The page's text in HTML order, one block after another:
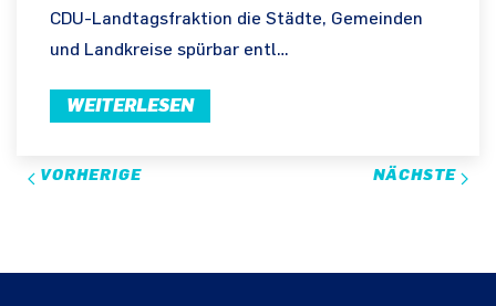
CDU-Landtagsfraktion die Städte, Gemeinden
und Landkreise spürbar entl…
WEITERLESEN
VORHERIGE NÄCHSTE